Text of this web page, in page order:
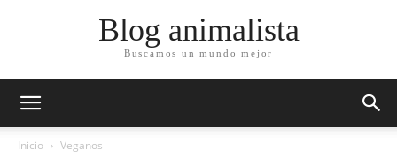
Blog animalista
Buscamos un mundo mejor
Inicio Veganos